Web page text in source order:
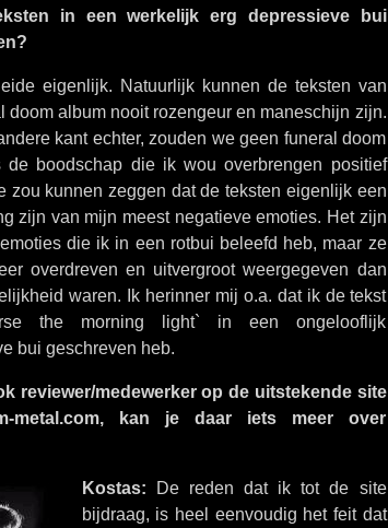
in een werkelijk erg depressieve bui
eigenlijk. Natuurlijk kunnen de teksten van
doom album nooit rozengeur en maneschijn zijn.
kant echter, zouden we geen funeral doom
de boodschap die ik wou overbrengen positief
zou kunnen zeggen dat de teksten eigenlijk een
zijn van mijn meest negatieve emoties. Het zijn
die ik in een rotbui beleefd heb, maar ze
overdreven en uitvergroot weergegeven dan
waren. Ik herinner mij o.a. dat ik de tekst
the morning light` in een ongelooflijk
bui geschreven heb.
reviewer/medewerker op de uitstekende site
metal.com, kan je daar iets meer over
Kostas: De reden dat ik tot de site
bijdraag, is heel eenvoudig het feit dat